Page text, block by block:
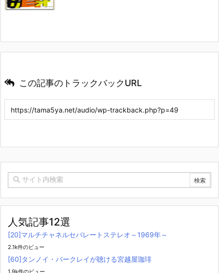
この記事のトラックバックURL
人気記事12選
[20]マルチチャネルセパレートステレオ～1969年～
2.1k件のビュー
[60]タンノイ・バークレイが聴ける宮越屋珈琲